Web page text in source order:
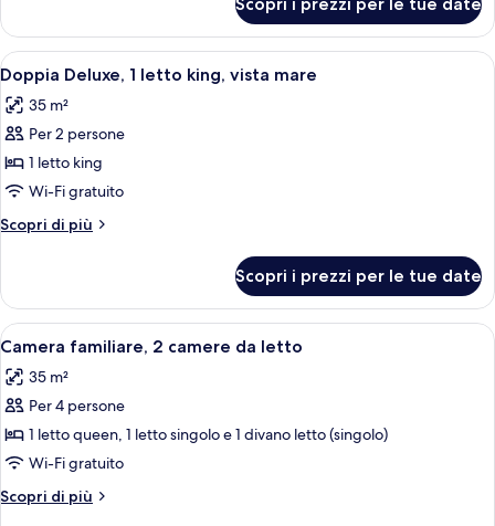
città
Superior,
letto
queen,
vista
città
Apri
tutte
le
foto
per
Doppia
Deluxe,
1
king,
vista
mare
Doppia Deluxe, 1 letto king, vista
6
Doppia Deluxe, 1 letto king, vista mare
35 m²
Per 2 persone
1 letto king
Wi-Fi gratuito
Scopri di più
Altri
Deluxe,
letto
vista
mare
Scopri i prezzi per le tue date
Apri
tutte
le
foto
per
Camera
familiare,
2
Una camera d'albergo con un letto
4
Camera familiare, 2 camere da letto
35 m²
Per 4 persone
1 letto queen, 1 letto singolo e 1 divano letto (singolo)
Wi-Fi gratuito
Scopri di più
Altri